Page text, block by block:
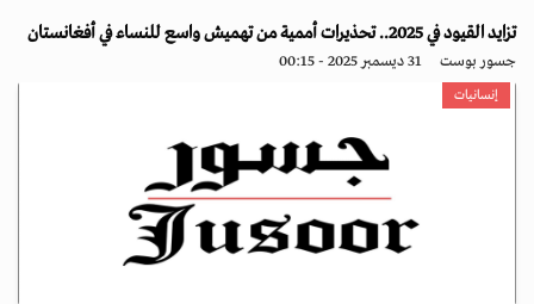
تزايد القيود في 2025.. تحذيرات أممية من تهميش واسع للنساء في أفغانستان
جسور بوست 31 ديسمبر 2025 - 00:15
إنسانيات